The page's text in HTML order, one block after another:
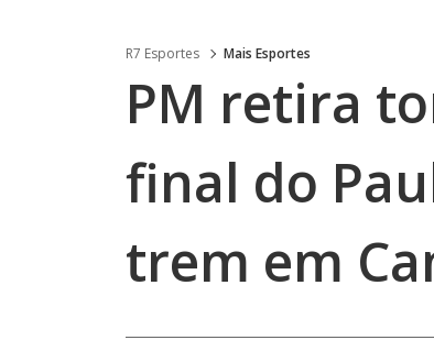
R7 Esportes Mais Esportes
PM retira
final do
trem em